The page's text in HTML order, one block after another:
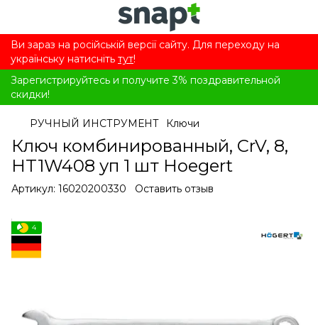
Ви зараз на російській версії сайту. Для переходу на
українську натисніть тут!
Зарегистрируйтесь и получите 3% поздравительной
скидки!
РУЧНЫЙ ИНСТРУМЕНТ Ключи
Ключ комбинированный, CrV, 8,
HT1W408 уп 1 шт Hoegert
Артикул: 16020200330 Оставить отзыв
4